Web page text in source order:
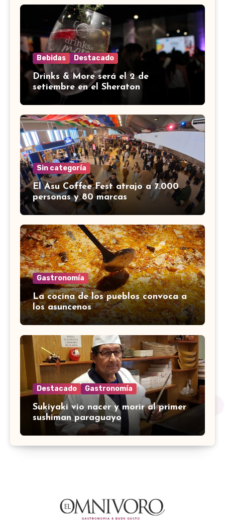
Bebidas Destacado
Drinks & More será el 2 de
setiembre en el Sheraton
Sin categoría
El Asu Coffee Fest atrajo a 7.000
personas y 80 marcas
Gastronomía
La cocina de los pueblos convoca a
los asuncenos
Destacado Gastronomía
Sukiyaki vio nacer y morir al primer
sushiman paraguayo